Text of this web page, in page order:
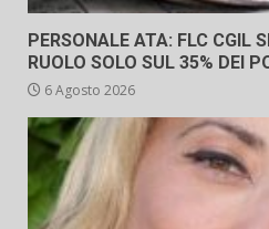
PERSONALE ATA: FLC CGIL
RUOLO SOLO SUL 35% DEI
6 Agosto 2026